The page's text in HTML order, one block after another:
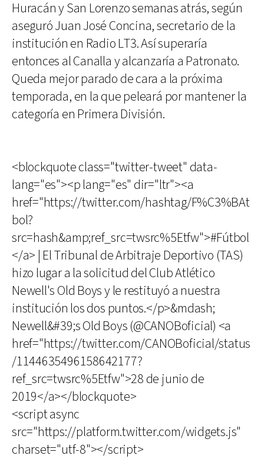
Huracán y San Lorenzo semanas atrás, según
aseguró Juan José Concina, secretario de la
institución en Radio LT3. Así superaría
entonces al Canalla y alcanzaría a Patronato.
Queda mejor parado de cara a la próxima
temporada, en la que peleará por mantener la
categoría en Primera División.
<blockquote class="twitter-tweet" data-
lang="es"><p lang="es" dir="ltr"><a
href="https://twitter.com/hashtag/F%C3%BAt
bol?
src=hash&amp;ref_src=twsrc%5Etfw">#Fútbol
</a> | El Tribunal de Arbitraje Deportivo (TAS)
hizo lugar a la solicitud del Club Atlético
Newell's Old Boys y le restituyó a nuestra
institución los dos puntos.</p>&mdash;
Newell&#39;s Old Boys (@CANOBoficial) <a
href="https://twitter.com/CANOBoficial/status
/1144635496158642177?
ref_src=twsrc%5Etfw">28 de junio de
2019</a></blockquote>
<script async
src="https://platform.twitter.com/widgets.js"
charset="utf-8"></script>